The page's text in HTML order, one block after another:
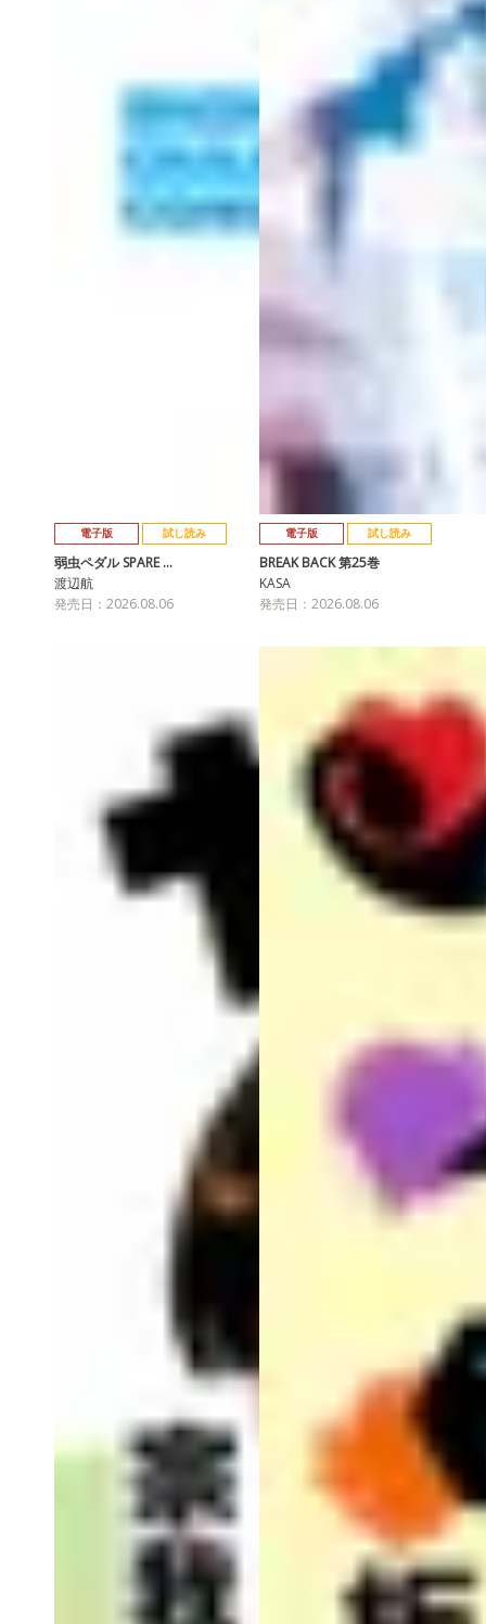
電子版 試し読み
弱虫ペダル SPARE …
渡辺航
発売日：2026.08.06
電子版 試し読み
BREAK BACK 第25巻
KASA
発売日：2026.08.06